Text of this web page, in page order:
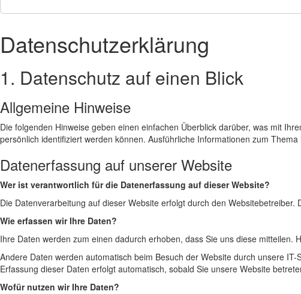
Datenschutzerklärung
1. Datenschutz auf einen Blick
Allgemeine Hinweise
Die folgenden Hinweise geben einen einfachen Überblick darüber, was mit
persönlich identifiziert werden können. Ausführliche Informationen zum
Datenerfassung auf unserer Website
Wer ist verantwortlich für die Datenerfassung auf dieser Website?
Die Datenverarbeitung auf dieser Website erfolgt durch den
Wie erfassen wir Ihre Daten?
Ihre Daten werden zum einen dadurch erhoben, dass Sie uns diese
Andere Daten werden automatisch beim Besuch der Website durch unsere
Erfassung dieser Daten erfolgt automatisch, sobald Sie unsere Website
Wofür nutzen wir Ihre Daten?